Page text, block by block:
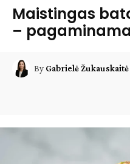
Maistingas
–
By Gabrielė Žukauskaitė